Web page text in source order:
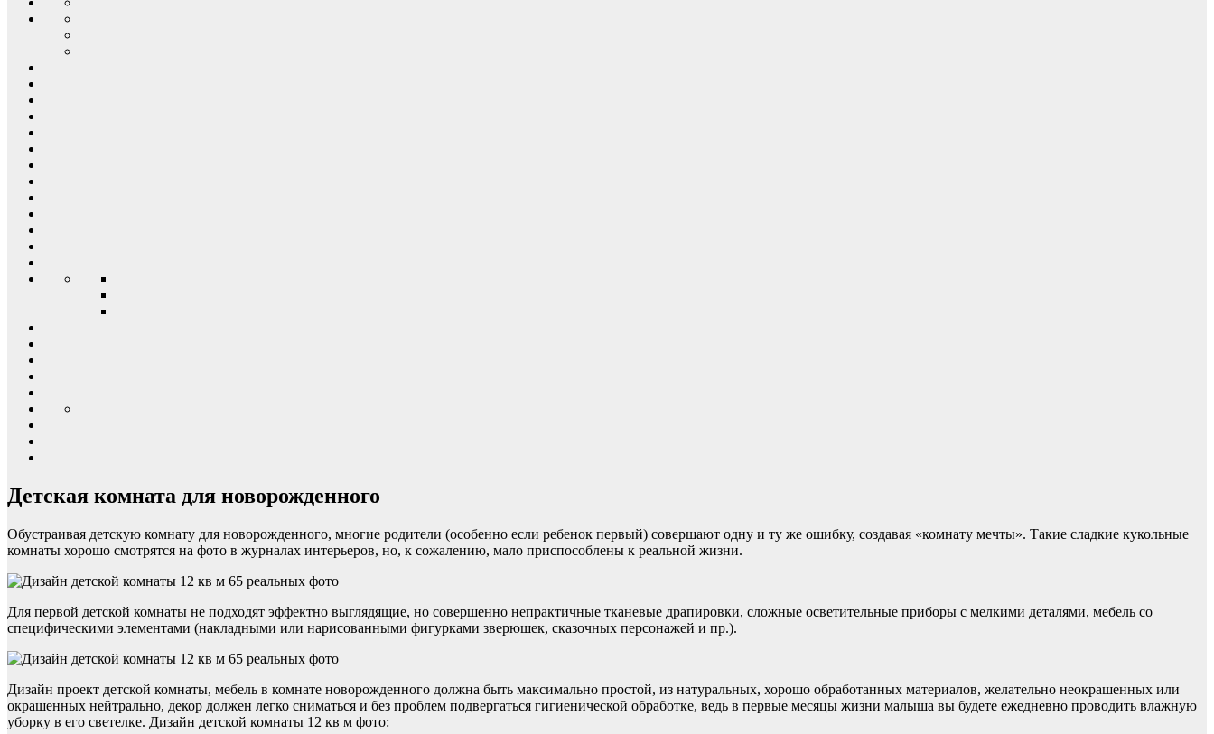
Детская комната для новорожденного
Обустраивая детскую комнату для новорожденного, многие родители (особенно если ребенок первый) совершают одну и ту же ошибку, создавая «комнату мечты». Такие сладкие кукольные
комнаты хорошо смотрятся на фото в журналах интерьеров, но, к сожалению, мало приспособлены к реальной жизни.
Для первой детской комнаты не подходят эффектно выглядящие, но совершенно непрактичные тканевые драпировки, сложные осветительные приборы с мелкими деталями, мебель со
специфическими элементами (накладными или нарисованными фигурками зверюшек, сказочных персонажей и пр.).
Дизайн проект детской комнаты, мебель в комнате новорожденного должна быть максимально простой, из натуральных, хорошо обработанных материалов, желательно неокрашенных или
окрашенных нейтрально, декор должен легко сниматься и без проблем подвергаться гигиенической обработке, ведь в первые месяцы жизни малыша вы будете ежедневно проводить влажную
уборку в его светелке. Дизайн детской комнаты 12 кв м фото: